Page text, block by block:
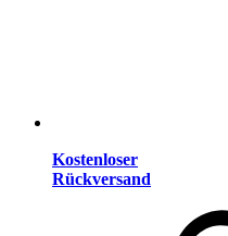
Kostenloser
Rückversand